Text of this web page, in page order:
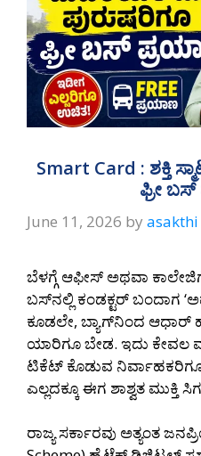
Smart Card : ಶಕ್ತಿ
ಫ್ರೀ
June 11, 2026 by asakthi
ಬೆಳಗ್ಗೆ ಆಫೀಸ್ ಅಥವಾ
ಬಸ್‌ನಲ್ಲಿ ಕಂಡಕ್ಟರ್ ಬಂದಾಗ
ಕೂಡಲೇ, ಬ್ಯಾಗ್‌ನಿಂದ ಆಧಾರ್
ಯಾರಿಗೂ ಬೇಡ. ಇದು ಕೇವಲ
ಟಿಕೆಟ್ ಕೊಡುವ
ಎಲ್ಲದಕ್ಕೂ ಈಗ ಶಾಶ್ವತ ಮುಕ್ತಿ
ರಾಜ್ಯ ಸರ್ಕಾರವು ಅತ್ಯಂತ